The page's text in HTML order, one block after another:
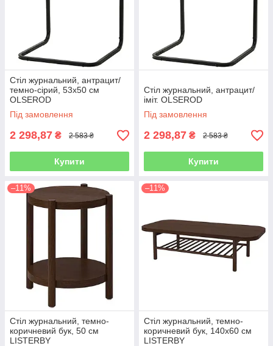
Стіл журнальний, антрацит/
темно-сірий, 53х50 см
OLSEROD
Під замовлення
2 298,87 ₴ 2 583 ₴
Купити
Стіл журнальний, антрацит/
іміт. OLSEROD
Під замовлення
2 298,87 ₴ 2 583 ₴
Купити
–11%
Стіл журнальний, темно-
коричневий бук, 50 см
LISTERBY
–11%
Стіл журнальний, темно-
коричневий бук, 140х60 см
LISTERBY